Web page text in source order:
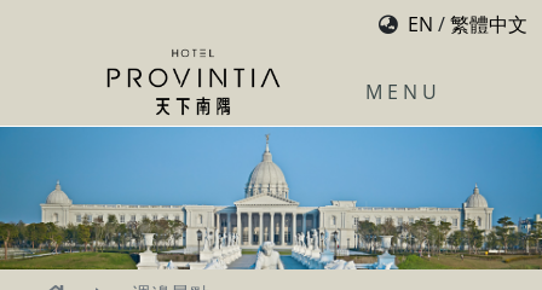
EN /繁體中文
M E N U